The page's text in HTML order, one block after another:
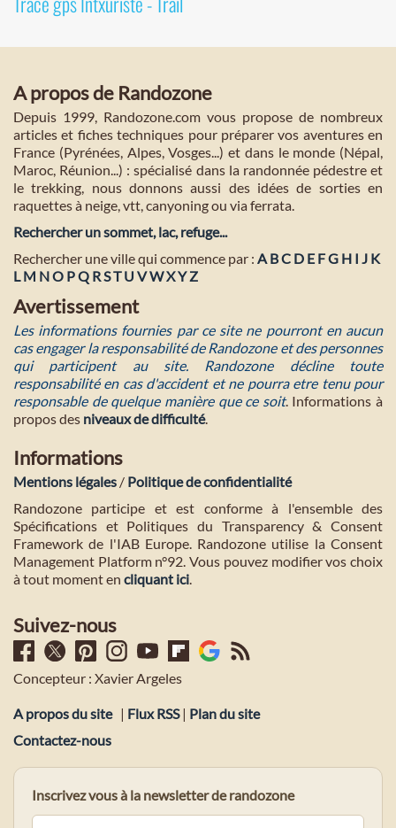
A propos de Randozone
Depuis 1999, Randozone.com vous propose de nombreux
articles et fiches techniques pour préparer vos aventures en
France (Pyrénées, Alpes, Vosges...) et dans le monde (Népal,
Maroc, Réunion...) : spécialisé dans la randonnée pédestre et
le trekking, nous donnons aussi des idées de sorties en
raquettes à neige, vtt, canyoning ou via ferrata.
Rechercher un sommet, lac, refuge...
Rechercher une ville qui commence par : A BC D E FG H I J K
L M NO PQ RST U VWXYZ
Avertissement
Les informations fournies par ce site ne pourront en aucun
cas engager la responsabilité de Randozone et des personnes
qui participent au site. Randozone décline toute
responsabilité en cas d'accident et ne pourra etre tenu pour
responsable de quelque manière que ce soit. Informations à
propos des niveaux de difficulté.
Informations
Mentions légales / Politique de confidentialité
Randozone participe et est conforme à l'ensemble des
Spécifications et Politiques du Transparency & Consent
Framework de l'IAB Europe. Randozone utilise la Consent
Management Platform n°92. Vous pouvez modifier vos choix
à tout moment en cliquant ici.
Suivez-nous
Concepteur : Xavier Argeles
A propos du site | Flux RSS| Plan du site
Contactez-nous
Inscrivez vous à la newsletter de randozone